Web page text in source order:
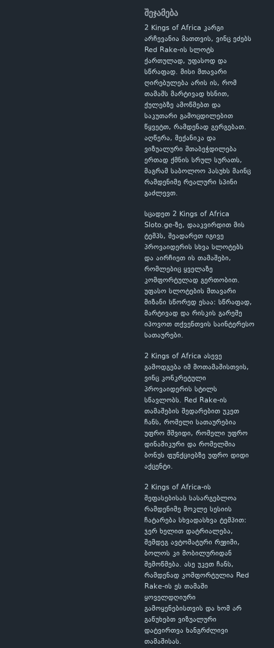
შეჯამება
2 Kings of Africa კარგი
არჩევანია მათთვის, ვინც ეძებს
Red Rake-ის სლოტს
ქართულად, უფასოდ და
სწრაფად. მისი მთავარი
ღირებულება არის ის, რომ
თამაშს მარტივად ხსნით,
ქულებზე ამოწმებთ და
საკუთარი გამოცდილებით
წყვეტთ, რამდენად გერგებათ.
აღწერა, მექანიკა და
ვიზუალური შთაბეჭდილება
ერთად ქმნის სრულ სურათს,
მაგრამ საბოლოო პასუხს მაინც
რამდენიმე რეალური სპინი
გაძლევთ.
სცადეთ 2 Kings of Africa
Sloto.ge-ზე, დააკვირდით მის
ტემპს, შეადარეთ იგივე
პროვაიდერის სხვა სლოტებს
და აირჩიეთ ის თამაშები,
რომლებიც ყველაზე
კომფორტულად გერთობით.
უფასო სლოტების მთავარი
მიზანი სწორედ ესაა: სწრაფად,
მარტივად და რისკის გარეშე
იპოვოთ თქვენთვის საინტერესო
სათაურები.
2 Kings of Africa ასევე
გამოდგება იმ მოთამაშისთვის,
ვინც კონკრეტული
პროვაიდერის სტილს
სწავლობს. Red Rake-ის
თამაშების შედარებით უკეთ
ჩანს, რომელი სათაურებია
უფრო მშვიდი, რომელი უფრო
დინამიკური და რომელშია
ბონუს ფუნქციებზე უფრო დიდი
აქცენტი.
2 Kings of Africa-ის
შეფასებისას სასარგებლოა
რამდენიმე მოკლე სესიის
ჩატარება სხვადასხვა ტემპით:
ჯერ ხელით დატრიალება,
შემდეგ ავტომატური რეჟიმი,
ბოლოს კი მობილურიდან
შემოწმება. ასე უკეთ ჩანს,
რამდენად კომფორტულია Red
Rake-ის ეს თამაში
ყოველდღიური
გამოყენებისთვის და ხომ არ
გაწუხებთ ვიზუალური
დატვირთვა ხანგრძლივი
თამაშისას.